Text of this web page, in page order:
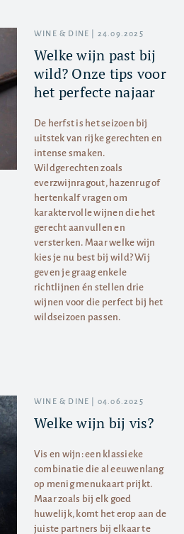
WINE & DINE | 24.09.2025
Welke wijn past bij
wild? Onze tips voor
het perfecte najaar
De herfst is het seizoen bij
uitstek van rijke gerechten en
intense smaken.
Wildgerechten zoals
everzwijnragout, hazenrug of
hertenkalf vragen om
karaktervolle wijnen die het
gerecht aanvullen en
versterken. Maar welke wijn
kies je nu best bij wild? Wij
geven je graag enkele
richtlijnen én stellen drie
wijnen voor die perfect bij het
wildseizoen passen.
WINE & DINE | 04.06.2025
Welke wijn bij vis?
Vis en wijn: een klassieke
combinatie die al eeuwenlang
op menig menukaart prijkt.
Maar zoals bij elk goed
huwelijk, komt het erop aan de
juiste partners bij elkaar te